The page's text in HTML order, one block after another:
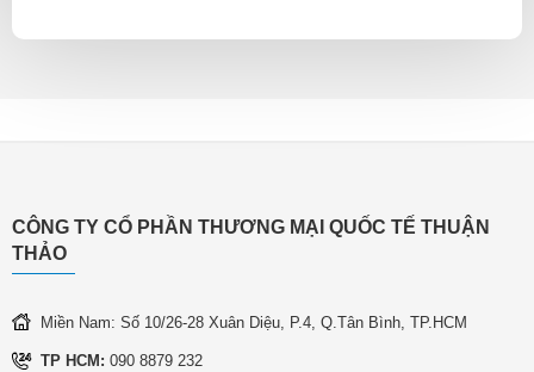
CÔNG TY CỔ PHẦN THƯƠNG MẠI QUỐC TẾ THUẬN
THẢO
Miền Nam: Số 10/26-28 Xuân Diệu, P.4, Q.Tân Bình, TP.HCM
TP HCM: 090 8879 232